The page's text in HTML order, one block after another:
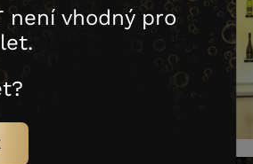
není vhodný pro